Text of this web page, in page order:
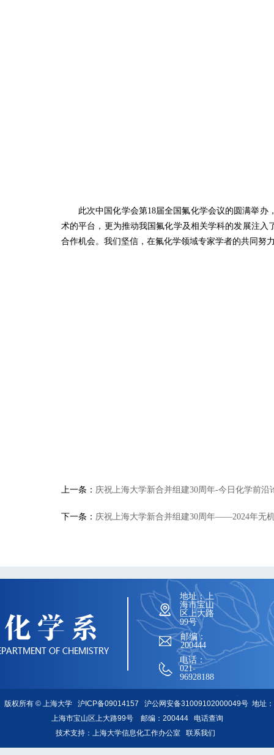
此次中国化学会第18届全国氟化学会议的圆满举
术的平台，更为推动我国氟化学及相关学科的发展注
合作机会。我们坚信，在氟化学领域专家学者的共同努
上一条： 庆祝上海大学新合并组建30周年-今日化学前沿
下一条： 庆祝上海大学新合并组建30周年——2024年无
地址：上
海市宝山
区上大路
99号
邮编：
200444
电话：
021-
96928188
版权所有 ©上海大学 沪ICP备09014157 沪公网安备31009102000049号地址：
上海市宝山区上大路99号 邮编：200444 电话查询
技术支持： 上海大学信息化工作办公室 联系我们